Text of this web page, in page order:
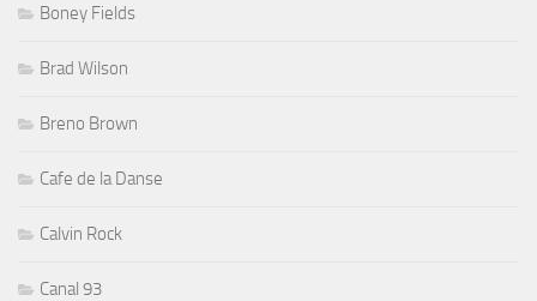
Boney Fields
Brad Wilson
Breno Brown
Cafe de la Danse
Calvin Rock
Canal 93